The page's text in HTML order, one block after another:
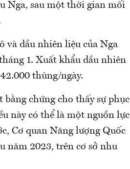
Nga, sau một thời gian mối
và dầu nhiên liệu của Nga
1. Xuất khẩu dầu nhiên
thùng/ngày.
chứng cho thấy sự phục
này có thể là một nguồn lực
Cơ quan Năng lượng Quốc
năm 2023, trên cơ sở nhu